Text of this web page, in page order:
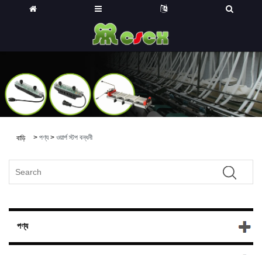
বাড়ি > পণ্য> ওয়ার্প স্টপ বন্ধনী
পণ্য